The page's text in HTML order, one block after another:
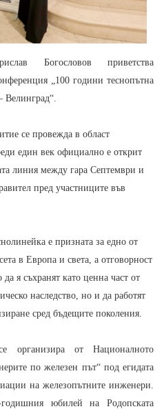
Богословов приветства
„100 години теснопътна
се провежда в област
един век официално е открит
линия между гара Септември и
пред участниците във
е призната за едно от
в Европа и света, а отговорност
я съхранят като ценна част от
наследство, но и да работят
сред бъдещите поколения.
организира от Националното
по железен път“ под егидата
на железопътните инженери.
юбилей на Родопската